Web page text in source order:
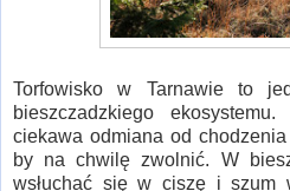
Torfowisko w Tarnawie to
bieszczadzkiego
ciekawa odmiana od
by na chwilę zwolnić. W
wsłuchać się w ciszę i szum